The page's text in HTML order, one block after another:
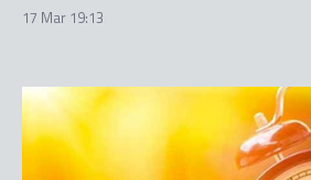
17 Mar 19:13